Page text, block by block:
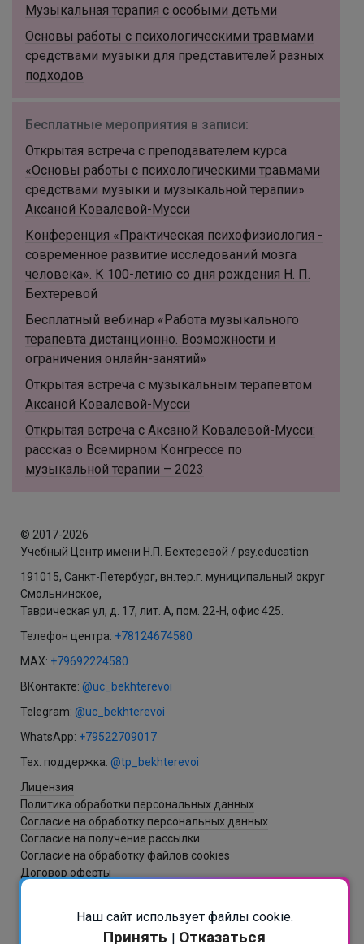
Музыкальная терапия с особыми детьми
Основы работы с психологическими травмами
средствами музыки для представителей разных
подходов
Бесплатные мероприятия в записи:
Открытая встреча с преподавателем курса
«Основы работы с психологическими травмами
средствами музыки и музыкальной терапии»
Аксаной Ковалевой-Мусси
Конференция «Практическая психофизиология -
современное развитие исследований мозга
человека». К 100-летию со дня рождения Н. П.
Бехтеревой
Бесплатный вебинар «Работа музыкального
терапевта дистанционно. Возможности и
ограничения онлайн-занятий»
Открытая встреча с музыкальным терапевтом
Аксаной Ковалевой-Мусси
Открытая встреча с Аксаной Ковалевой-Мусси:
рассказ о Всемирном Конгрессе по
музыкальной терапии – 2023
© 2017-2026
Учебный Центр имени Н.П. Бехтеревой / psy.education
191015, Санкт-Петербург, вн.тер.г. муниципальный округ
Смольнинское,
Таврическая ул, д. 17, лит. А, пом. 22-Н, офис 425.
Телефон центра: +78124674580
MAX: +79692224580
ВКонтакте: @uc_bekhterevoi
Telegram: @uc_bekhterevoi
WhatsApp: +79522709017
Тех. поддержка: @tp_bekhterevoi
Лицензия
Политика обработки персональных данных
Согласие на обработку персональных данных
Согласие на получение рассылки
Согласие на обработку файлов cookies
Договор оферты
Разработка и создание сайта - ItNova / СБ
Наш сайт использует файлы cookie.
Принять | Отказаться